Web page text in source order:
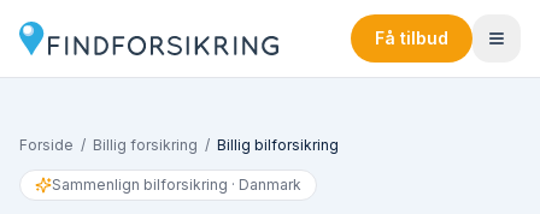
Få tilbud
Forside / Billig forsikring / Billig bilforsikring
Sammenlign bilforsikring · Danmark